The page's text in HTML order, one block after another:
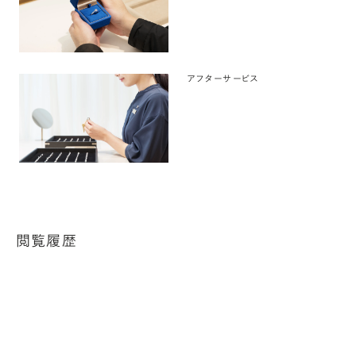
アフターサービス
閲覧履歴